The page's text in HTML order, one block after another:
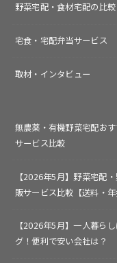
野菜宅配・食材宅配の比較
宅食・宅配弁当サービス
取材・インタビュー
無農薬・有機野菜宅配お
サービス比較
【2026年5月】野菜宅配
販サービス比較【送料・年
【2026年5月】一人暮ら
グ！便利で安い会社は？